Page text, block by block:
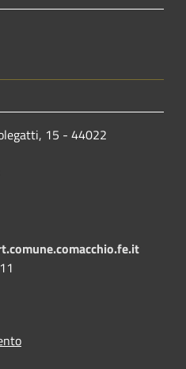
15 - 44022